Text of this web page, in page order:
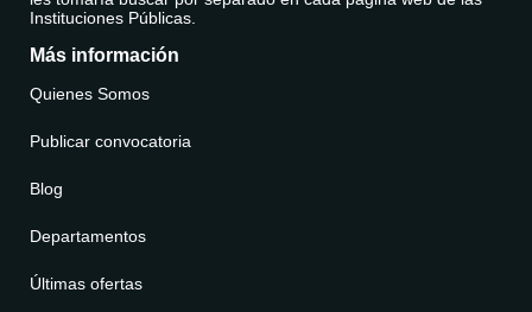
Instituciones Públicas.
Más información
Quienes Somos
Publicar convocatoria
Blog
Departamentos
Últimas ofertas